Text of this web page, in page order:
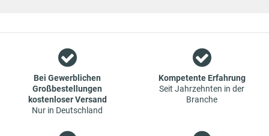
Einzelhandels für Fahrzeug-Ersatzteile. Die Konzentration
liegt bei Verschleißteilen - wir bieten Original-Ersatzteile und
Marken-Ersatzteile von Erstausrüstern zu absoluten Top-
Konditionen an. Dies bedeutet aber auch, dass wenn Sie mal
das gewünschte Ersatzteil in unseren online-Angeboten
nicht finden, Sie uns gerne kontaktieren können. Sie können
Bei Gewerblichen
Großbestellungen
kostenloser Versand
Nur in Deutschland
Kompetente Erfahrung
Seit Jahrzehnten in der
Branche